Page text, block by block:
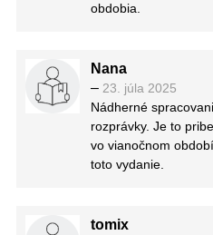
hlbokým posolstvom
obdobia.
Nana
– 23. júla 2025
Nádherné
rozprávky. Je to
vo vianočnom
toto vydanie.
tomix